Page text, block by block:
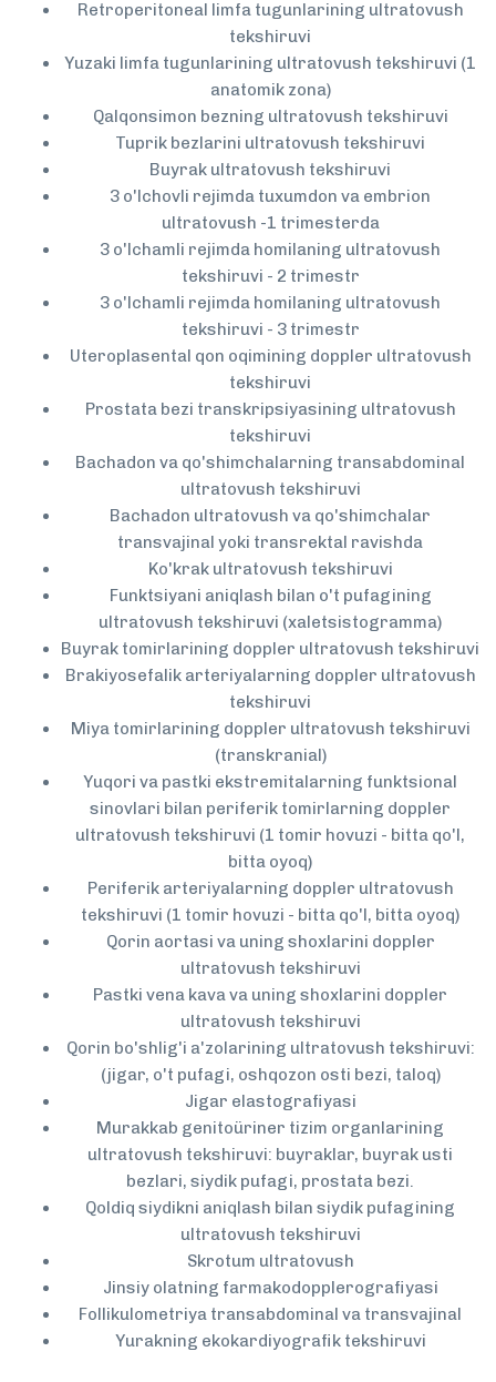
Retroperitoneal limfa tugunlarining ultratovush
tekshiruvi
Yuzaki limfa tugunlarining ultratovush tekshiruvi (1
anatomik zona)
Qalqonsimon bezning ultratovush tekshiruvi
Tuprik bezlarini ultratovush tekshiruvi
Buyrak ultratovush tekshiruvi
3 o'lchovli rejimda tuxumdon va embrion
ultratovush -1 trimesterda
3 o'lchamli rejimda homilaning ultratovush
tekshiruvi - 2 trimestr
3 o'lchamli rejimda homilaning ultratovush
tekshiruvi - 3 trimestr
Uteroplasental qon oqimining doppler ultratovush
tekshiruvi
Prostata bezi transkripsiyasining ultratovush
tekshiruvi
Bachadon va qo'shimchalarning transabdominal
ultratovush tekshiruvi
Bachadon ultratovush va qo'shimchalar
transvajinal yoki transrektal ravishda
Ko'krak ultratovush tekshiruvi
Funktsiyani aniqlash bilan o't pufagining
ultratovush tekshiruvi (xaletsistogramma)
Buyrak tomirlarining doppler ultratovush tekshiruvi
Brakiyosefalik arteriyalarning doppler ultratovush
tekshiruvi
Miya tomirlarining doppler ultratovush tekshiruvi
(transkranial)
Yuqori va pastki ekstremitalarning funktsional
sinovlari bilan periferik tomirlarning doppler
ultratovush tekshiruvi (1 tomir hovuzi - bitta qo'l,
bitta oyoq)
Periferik arteriyalarning doppler ultratovush
tekshiruvi (1 tomir hovuzi - bitta qo'l, bitta oyoq)
Qorin aortasi va uning shoxlarini doppler
ultratovush tekshiruvi
Pastki vena kava va uning shoxlarini doppler
ultratovush tekshiruvi
Qorin bo'shlig'i a'zolarining ultratovush tekshiruvi:
(jigar, o't pufagi, oshqozon osti bezi, taloq)
Jigar elastografiyasi
Murakkab genitoüriner tizim organlarining
ultratovush tekshiruvi: buyraklar, buyrak usti
bezlari, siydik pufagi, prostata bezi.
Qoldiq siydikni aniqlash bilan siydik pufagining
ultratovush tekshiruvi
Skrotum ultratovush
Jinsiy olatning farmakodopplerografiyasi
Follikulometriya transabdominal va transvajinal
Yurakning ekokardiyografik tekshiruvi